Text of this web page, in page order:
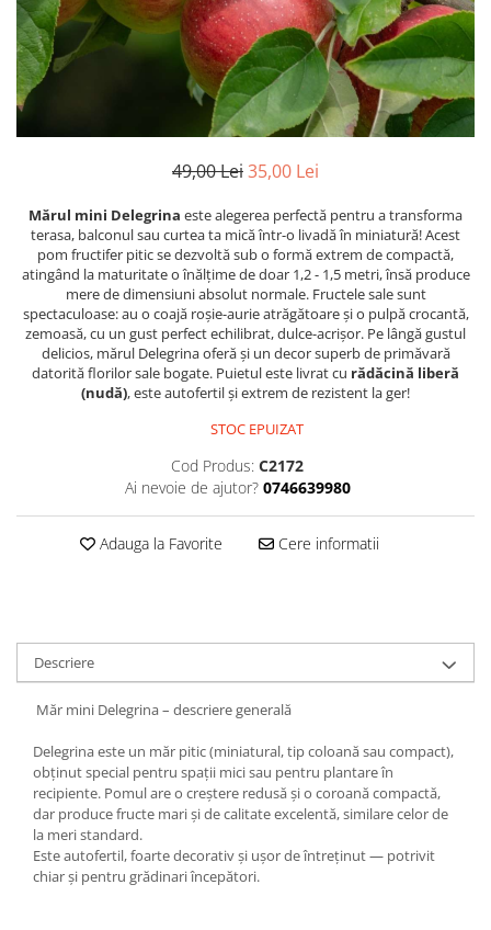
49,00 Lei35,00 Lei
Mărul mini Delegrina este alegerea perfectă pentru a transforma
terasa, balconul sau curtea ta mică într-o livadă în miniatură! Acest
pom fructifer pitic se dezvoltă sub o formă extrem de compactă,
atingând la maturitate o înălțime de doar 1,2 - 1,5 metri, însă produce
mere de dimensiuni absolut normale. Fructele sale sunt
spectaculoase: au o coajă roșie-aurie atrăgătoare și o pulpă crocantă,
zemoasă, cu un gust perfect echilibrat, dulce-acrișor. Pe lângă gustul
delicios, mărul Delegrina oferă și un decor superb de primăvară
datorită florilor sale bogate. Puietul este livrat cu rădăcină liberă
(nudă), este autofertil și extrem de rezistent la ger!
STOC EPUIZAT
Cod Produs: C2172
Ai nevoie de ajutor? 0746639980
Adauga la Favorite Cere informatii
Descriere
Măr mini Delegrina – descriere generală
Delegrina este un măr pitic (miniatural, tip coloană sau compact),
obținut special pentru spații mici sau pentru plantare în
recipiente. Pomul are o creștere redusă și o coroană compactă,
dar produce fructe mari și de calitate excelentă, similare celor de
la meri standard.
Este autofertil, foarte decorativ și ușor de întreținut — potrivit
chiar și pentru grădinari începători.